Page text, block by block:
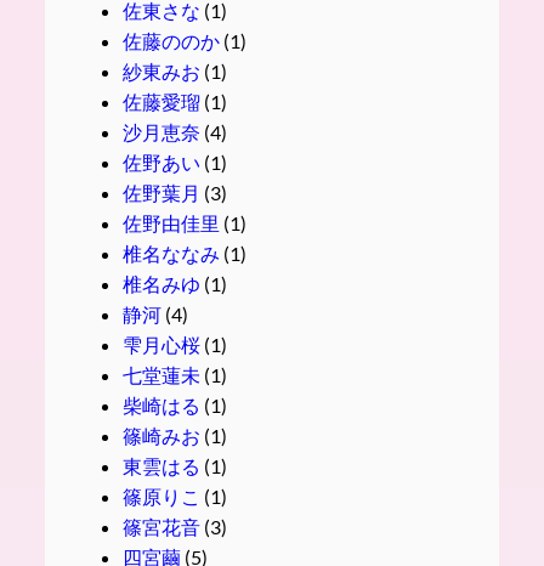
佐東さな (1)
佐藤ののか(1)
紗東みお (1)
佐藤愛瑠(1)
沙月恵奈 (4)
佐野あい (1)
佐野葉月 (3)
佐野由佳里 (1)
椎名ななみ (1)
椎名みゆ (1)
静河(4)
雫月心桜(1)
七堂蓮未 (1)
柴崎はる (1)
篠崎みお (1)
東雲はる (1)
篠原りこ (1)
篠宮花音(3)
四宮繭(5)